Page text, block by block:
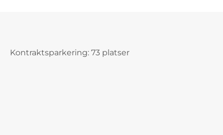
Kontraktsparkering: 73 platser